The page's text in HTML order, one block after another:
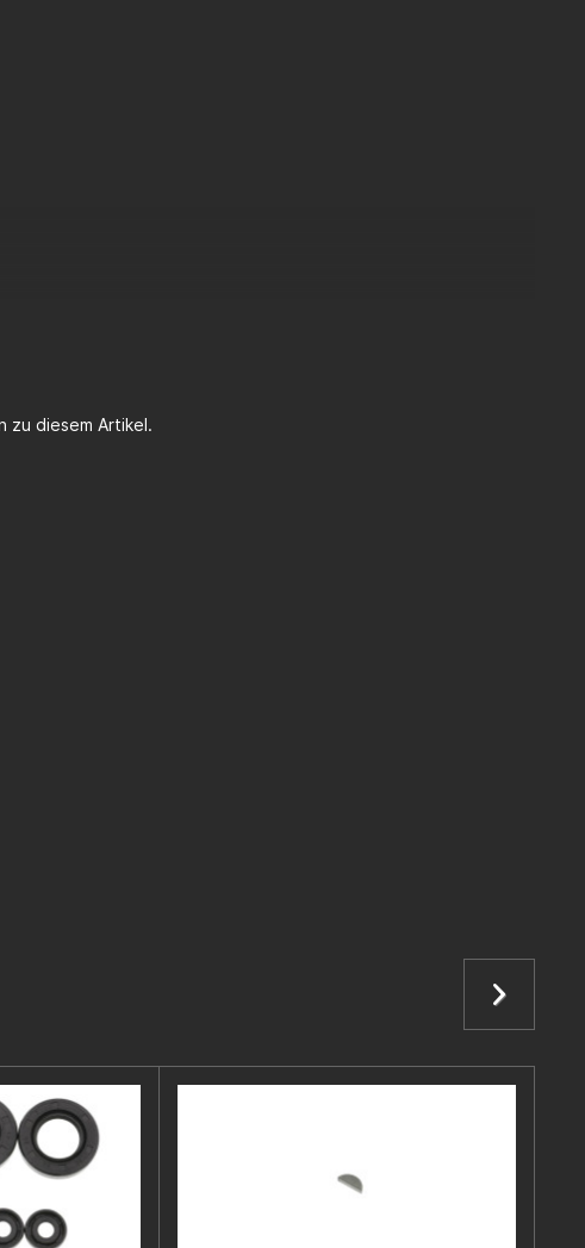
zu diesem Artikel.